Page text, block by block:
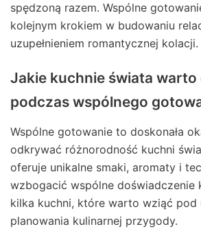
spędzoną razem. Wspólne
kolejnym krokiem w budowaniu
uzupełnieniem romantycznej kolacji.
Jakie kuchnie świata
podczas wspólnego
Wspólne gotowanie to doskonała
odkrywać różnorodność kuchni
oferuje unikalne smaki, aromaty i
wzbogacić wspólne doświadczenie
kilka kuchni, które warto wziąć pod
planowania kulinarnej przygody.